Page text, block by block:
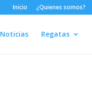
Inicio ¿Quienes somos?
Noticias Regatas